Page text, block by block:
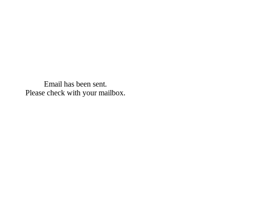
Email has been sent.
Please check with your mailbox.